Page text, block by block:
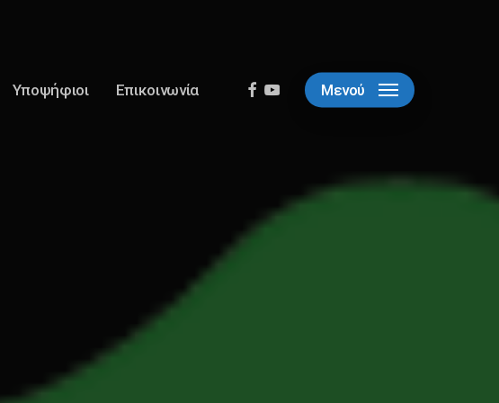
Υποψήφιοι Επικοινωνία facebook
youtube Μενού